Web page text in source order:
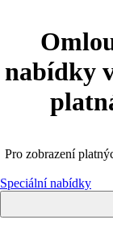
nabídky
Pro zobrazení
Speciální nabídky